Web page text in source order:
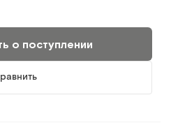
о поступлении